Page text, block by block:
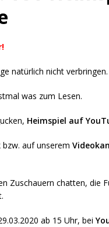
natürlich nicht verbringen.
was zum Lesen.
Heimspiel auf
auf unserem
Zuschauern chatten, die
ab 15 Uhr, bei